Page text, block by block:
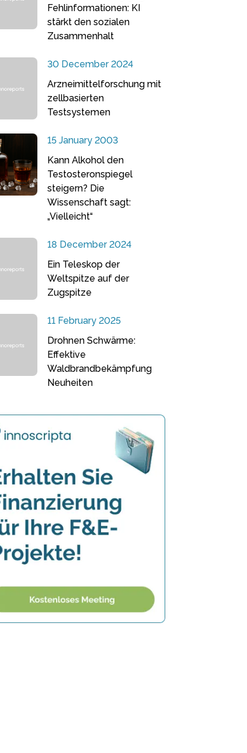
Fehlinformationen: KI
stärkt den sozialen
Zusammenhalt
30 December 2024
Arzneimittelforschung mit
zellbasierten
Testsystemen
15 January 2003
Kann Alkohol den
Testosteronspiegel
steigern? Die
Wissenschaft sagt:
„Vielleicht“
18 December 2024
Ein Teleskop der
Weltspitze auf der
Zugspitze
11 February 2025
Drohnen Schwärme:
Effektive
Waldbrandbekämpfung
Neuheiten